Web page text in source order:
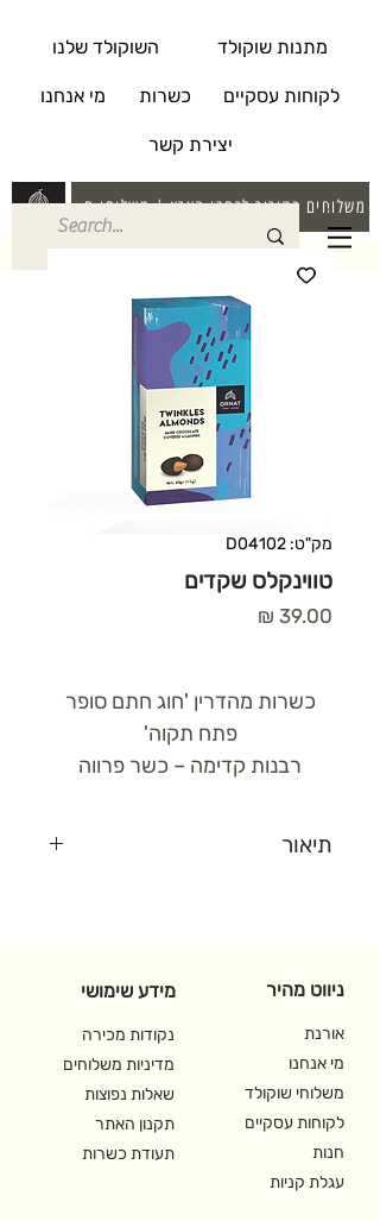
מתנות שוקולד השוקולד שלנו
לקוחות עסקיים כשרות מי אנחנו
יצירת קשר
משלוחים בקירור לרחבי הארץ | משלוחי חינם בקניה
מק"ט: D04102
טווינקלס שקדים
כשרות מהדרין 'חוג חתם סופר
פתח תקוה'
רבנות קדימה – כשר פרווה
תיאור
מידע שימושי
נקודות מכירה
מדיניות משלוחים
שאלות נפוצות
תקנון האתר
תעודת כשרות
ניווט מהיר
אורנת
מי אנחנו
משלוחי שוקולד
לקוחות עסקיים
חנות
עגלת קניות